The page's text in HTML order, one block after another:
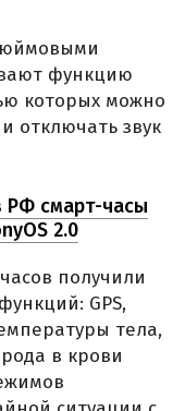
функцию
которых можно
отключать звук
РФ смарт-часы
2.0
получили
GPS,
тела,
в крови